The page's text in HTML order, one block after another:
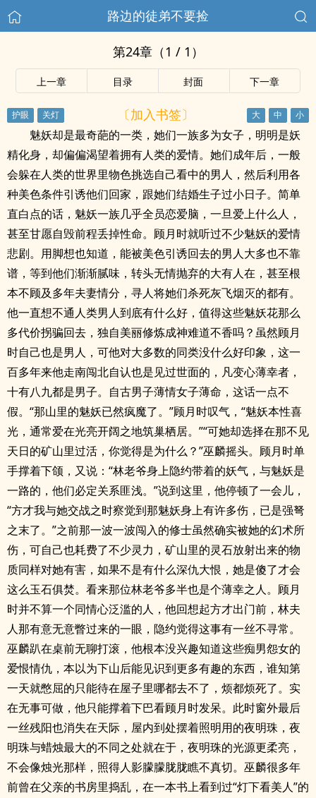
路边的徒弟不要捡
第24章（1 / 1）
上一章 目录 封面 下一章
〔加入书签〕
魅妖却是最奇葩的一类，她们一族多为女子，明明是妖
精化身，却偏偏渴望着拥有人类的爱情。她们成年后，一般
会躲在人类的世界里物色挑选自己看中的男人，然后利用各
种美色条件引诱他们回家，跟她们结婚生子过小日子。简单
直白点的话，魅妖一族几乎全员恋爱脑，一旦爱上什么人，
甚至甘愿自毁前程丢掉性命。顾月时就听过不少魅妖的爱情
悲剧。用脚想也知道，能被美色引诱回去的男人大多也不靠
谱，等到他们渐渐腻味，转头无情抛弃的大有人在，甚至根
本不顾及多年夫妻情分，寻人将她们杀死灰飞烟灭的都有。
他一直想不通人类男人到底有什么好，值得这些魅妖花那么
多代价拐骗回去，独自美丽修炼成神难道不香吗？虽然顾月
时自己也是男人，可他对大多数的同类没什么好印象，这一
百多年来他走南闯北自认也是见过世面的，凡变心薄幸者，
十有八九都是男子。自古男子薄情女子薄命，这话一点不
假。“那山里的魅妖已然疯魔了。”顾月时叹气，“魅妖本性喜
光，通常爱在光亮开阔之地筑巢栖居。”“可她却选择在那不见
天日的矿山里过活，你觉得是为什么？”巫麟摇头。顾月时单
手撑着下颌，又说：“林老爷身上隐约带着的妖气，与魅妖是
一路的，他们必定关系匪浅。”说到这里，他停顿了一会儿，
“方才我与她交战之时察觉到那魅妖身上有许多伤，已是强弩
之末了。”之前那一波一波闯入的修士虽然确实被她的幻术所
伤，可自己也耗费了不少灵力，矿山里的灵石放射出来的物
质同样对她有害，如果不是有什么深仇大恨，她是傻了才会
这么玉石俱焚。看来那位林老爷多半也是个薄幸之人。顾月
时并不算一个同情心泛滥的人，他回想起方才出门前，林夫
人那有意无意瞥过来的一眼，隐约觉得这事有一丝不寻常。
巫麟趴在桌前无聊打滚，他根本没兴趣知道这些痴男怨女的
爱恨情仇，本以为下山后能见识到更多有趣的东西，谁知第
一天就憋屈的只能待在屋子里哪都去不了，烦都烦死了。实
在无事可做，他只能撑着下巴看顾月时发呆。此时窗外最后
一丝残阳也消失在天际，屋内到处摆着照明用的夜明珠，夜
明珠与蜡烛最大的不同之处就在于，夜明珠的光源更柔亮，
不会像烛光那样，照得人影朦朦胧胧瞧不真切。巫麟很多年
前曾在父亲的书房里捣乱，在一本书上看到过“灯下看美人”的